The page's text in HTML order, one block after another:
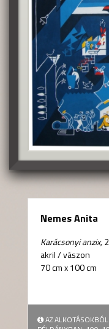
Nemes Anita
Karácsonyi anzix,
akril/vászon
70 cm x 100 cm
AZ